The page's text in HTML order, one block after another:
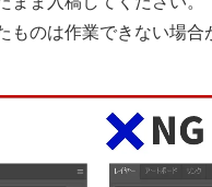
ものは作業できない場合